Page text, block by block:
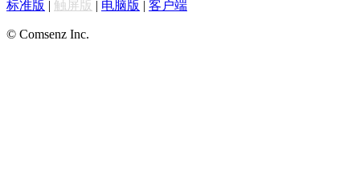
标准版 | 触屏版 | 电脑版 | 客户端
© Comsenz Inc.